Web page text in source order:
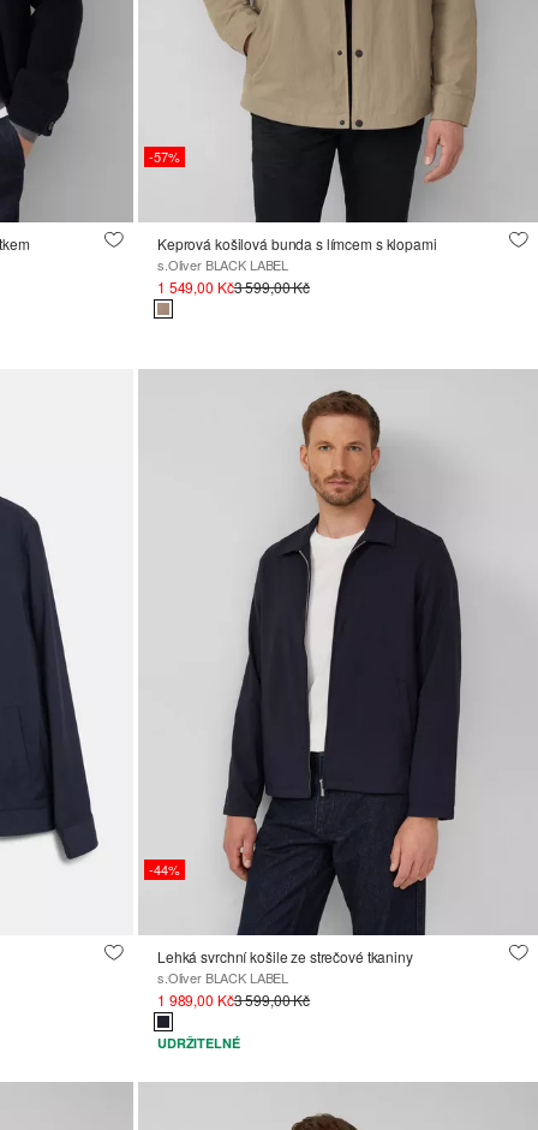
-57%
Keprová košilová bunda s límcem s klopami
s.Oliver BLACK LABEL
1 549,00 Kč3 599,00 Kč
-44%
Lehká svrchní košile ze strečové tkaniny
s.Oliver BLACK LABEL
1 989,00 Kč3 599,00 Kč
UDRŽITELNÉ